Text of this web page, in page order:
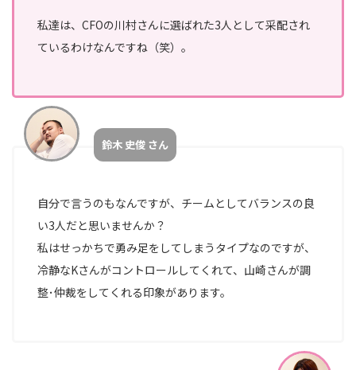
私達は、CFOの川村さんに選ばれた3人として采配され
ているわけなんですね（笑）。
鈴木 史俊 さん
自分で言うのもなんですが、チームとしてバランスの良
い3人だと思いませんか？
私はせっかちで勇み足をしてしまうタイプなのですが、
冷静なKさんがコントロールしてくれて、山崎さんが調
整･仲裁をしてくれる印象があります。